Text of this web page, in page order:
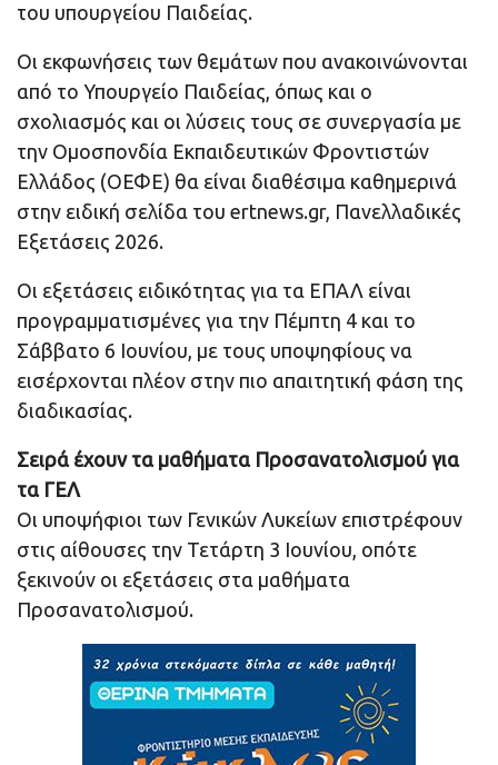
του υπουργείου Παιδείας.
Οι εκφωνήσεις των θεμάτων που ανακοινώνονται
από το Υπουργείο Παιδείας, όπως και ο
σχολιασμός και οι λύσεις τους σε συνεργασία με
την Ομοσπονδία Εκπαιδευτικών Φροντιστών
Ελλάδος (ΟΕΦΕ) θα είναι διαθέσιμα καθημερινά
στην ειδική σελίδα του ertnews.gr, Πανελλαδικές
Εξετάσεις 2026.
Οι εξετάσεις ειδικότητας για τα ΕΠΑΛ είναι
προγραμματισμένες για την Πέμπτη 4 και το
Σάββατο 6 Ιουνίου, με τους υποψηφίους να
εισέρχονται πλέον στην πιο απαιτητική φάση της
διαδικασίας.
Σειρά έχουν τα μαθήματα Προσανατολισμού για
τα ΓΕΛ
Οι υποψήφιοι των Γενικών Λυκείων επιστρέφουν
στις αίθουσες την Τετάρτη 3 Ιουνίου, οπότε
ξεκινούν οι εξετάσεις στα μαθήματα
Προσανατολισμού.